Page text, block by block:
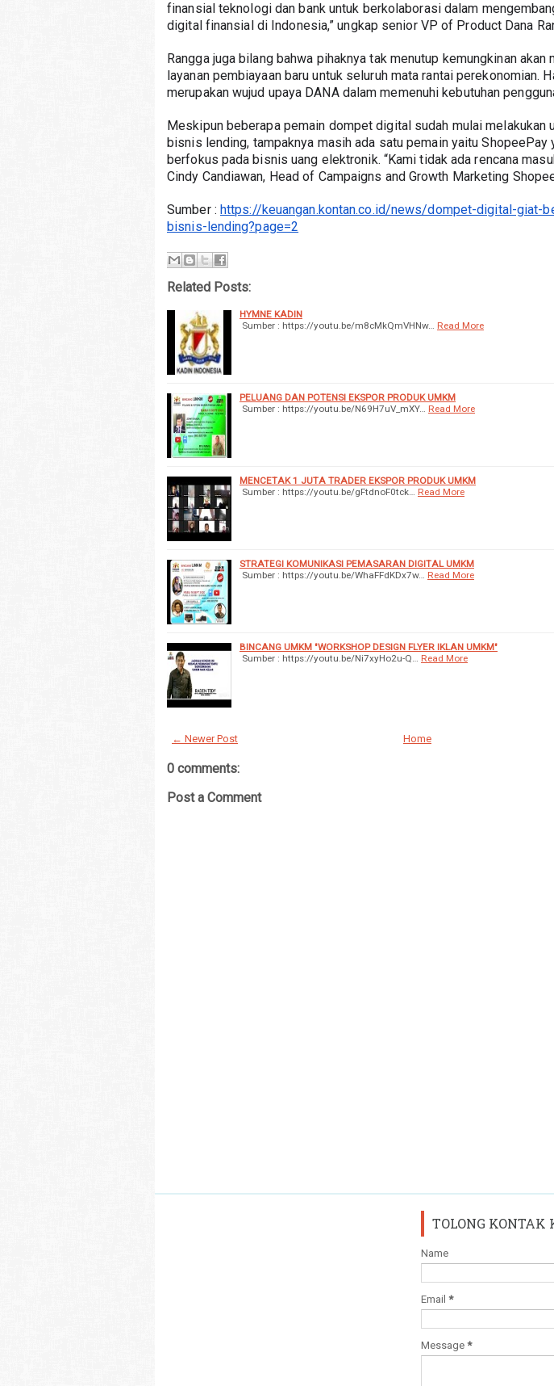
finansial teknologi dan bank untuk berkolaborasi dalam
digital finansial di Indonesia,” ungkap senior VP of Product Dana
Rangga juga bilang bahwa pihaknya tak menutup kemungkinan akan
layanan pembiayaan baru untuk seluruh mata rantai perekonomian.
merupakan wujud upaya DANA dalam memenuhi kebutuhan
Meskipun beberapa pemain dompet digital sudah mulai melakukan
bisnis lending, tampaknya masih ada satu pemain yaitu ShopeePay
berfokus pada bisnis uang elektronik. “Kami tidak ada rencana
Cindy Candiawan, Head of Campaigns and Growth Marketing
Sumber : https://keuangan.kontan.co.id/news/dompet-digital-giat-
bisnis-lending?page=2
Related Posts:
HYMNE KADIN
Sumber : https://youtu.be/m8cMkQmVHNw…
Read More
PELUANG DAN POTENSI EKSPOR PRODUK UMKM
Sumber : https://youtu.be/N69H7uV_mXY…
Read More
MENCETAK 1 JUTA TRADER EKSPOR PRODUK UMKM
Sumber : https://youtu.be/gFtdnoF0tck…
Read More
STRATEGI KOMUNIKASI PEMASARAN DIGITAL UMKM
Sumber : https://youtu.be/WhaFFdKDx7w…
Read More
BINCANG UMKM "WORKSHOP DESIGN FLYER IKLAN UMKM"
Sumber : https://youtu.be/Ni7xyHo2u-Q…
Read More
← Newer Post Home
0 comments:
Post a Comment
TOLONG KONTAK
Name
Email *
Message *